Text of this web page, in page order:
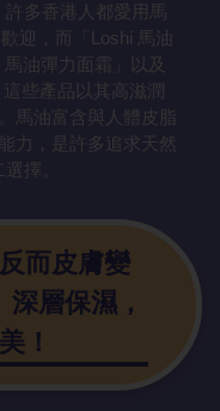
多香港人都愛用馬
迎，而「Loshi 馬油
油彈力面霜」以及
些產品以其高滋潤
馬油富含與人體皮脂
力，是許多追求天然
擇。
而皮膚變
層保濕，
！